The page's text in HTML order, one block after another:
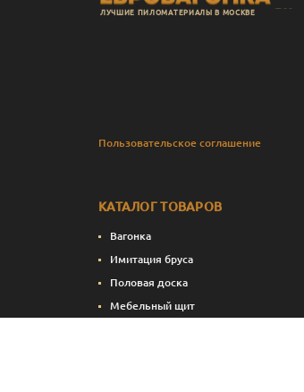
ЛУЧШИЕ ПИЛОМАТЕРИАЛЫ В МОСКВЕ
Пользовательское соглашение
КАТАЛОГ ТОВАРОВ
Вагонка
Имитация бруса
Половая доска
Мебельный щит